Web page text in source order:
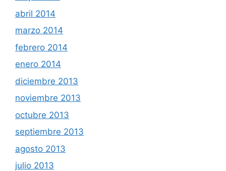
abril 2014
marzo 2014
febrero 2014
enero 2014
diciembre 2013
noviembre 2013
octubre 2013
septiembre 2013
agosto 2013
julio 2013